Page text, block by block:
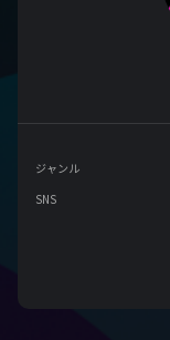
ジャンル
SNS